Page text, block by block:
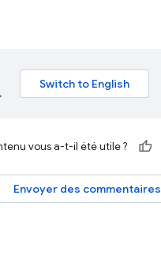
vous a-t-il été utile ?
Envoyer des commentaires